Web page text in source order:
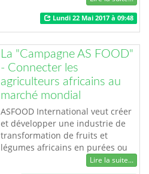
durable, notamment l’ODD 4 :
Éducation de qualité, l’ODD 5 qui
consiste à parvenir à l’égalité des
sexes et autonomiser toutes les
femmes et les filles et l’ODD 10,
réd…
Lundi 22 Mai 2017 à 09:48
La "Campagne AS FOOD"
- Connecter les
agriculteurs africains au
marché mondial
ASFOOD International veut créer
et développer une industrie de
transformation de fruits et
légumes africains en purées ou
concentrés, en vue de leurLire la suite...